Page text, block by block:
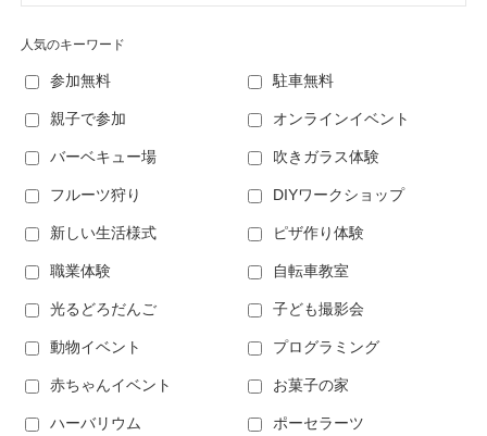
人気のキーワード
参加無料 駐車無料
親子で参加 オンラインイベント
バーベキュー場 吹きガラス体験
フルーツ狩り DIYワークショップ
新しい生活様式 ピザ作り体験
職業体験 自転車教室
光るどろだんご 子ども撮影会
動物イベント プログラミング
赤ちゃんイベント お菓子の家
ハーバリウム ポーセラーツ